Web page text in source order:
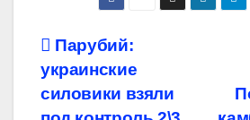
Навигация
по
Парубий:
украинские
силовики взяли